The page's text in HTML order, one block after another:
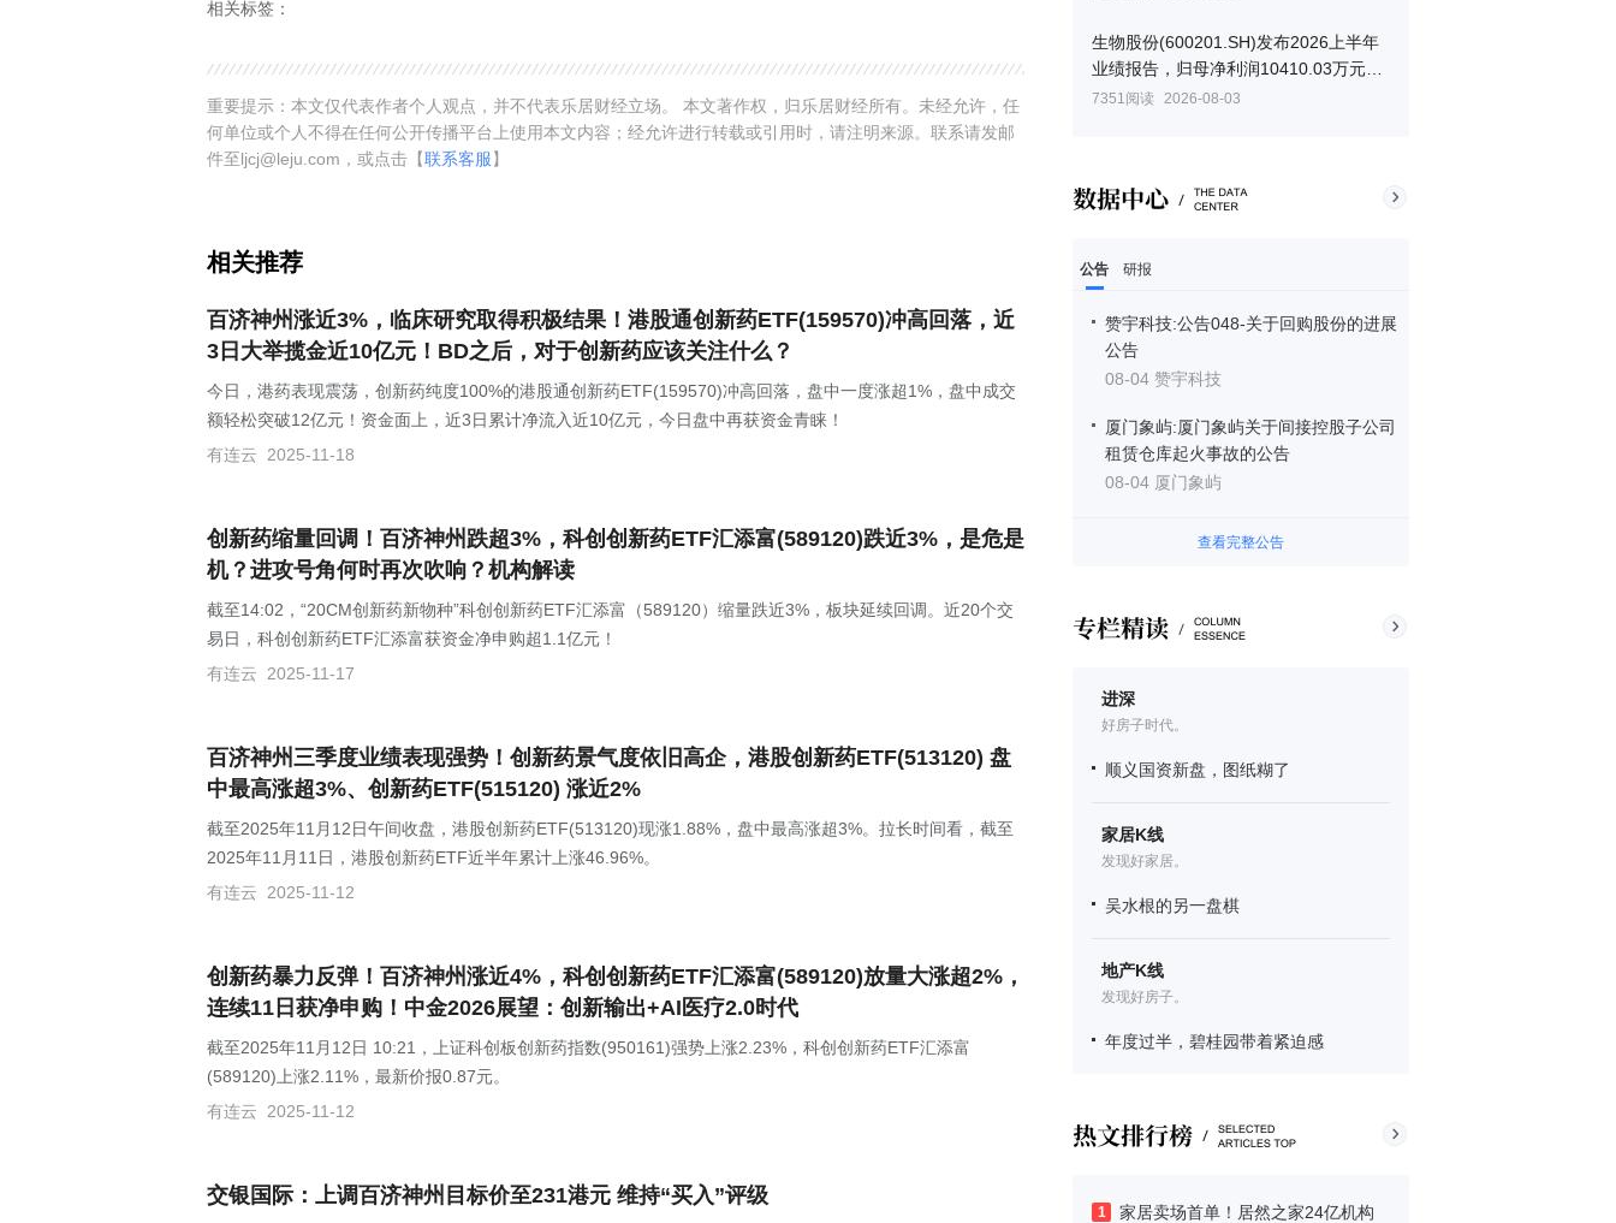
生物股份(600201.SH)发布2026上半年
业绩报告，归母净利润10410.03万元，
同比增长72.28%
7351阅读 2026-08-03
公告 研报
赞宇科技:公告048-关于回购股份的进展
公告
08-04 赞宇科技
厦门象屿:厦门象屿关于间接控股子公司
租赁仓库起火事故的公告
08-04 厦门象屿
查看完整公告
进深
好房子时代。
顺义国资新盘，图纸糊了
家居K线
发现好家居。
吴水根的另一盘棋
地产K线
发现好房子。
年度过半，碧桂园带着紧迫感
1
家居卖场首单！居然之家24亿机构
相关标签：
重要提示：本文仅代表作者个人观点，并不代表乐居财经立场。 本文著作权，归乐居财经所有。未经允许，任
何单位或个人不得在任何公开传播平台上使用本文内容；经允许进行转载或引用时，请注明来源。联系请发邮
件至ljcj@leju.com，或点击【联系客服】
相关推荐
百济神州涨近3%，临床研究取得积极结果！港股通创新药ETF(159570)冲高回落，近
3日大举揽金近10亿元！BD之后，对于创新药应该关注什么？
今日，港药表现震荡，创新药纯度100%的港股通创新药ETF(159570)冲高回落，盘中一度涨超1%，盘中成交
额轻松突破12亿元！资金面上，近3日累计净流入近10亿元，今日盘中再获资金青睐！
有连云
2025-11-18
创新药缩量回调！百济神州跌超3%，科创创新药ETF汇添富(589120)跌近3%，是危是
机？进攻号角何时再次吹响？机构解读
截至14:02，“20CM创新药新物种”科创创新药ETF汇添富（589120）缩量跌近3%，板块延续回调。近20个交
易日，科创创新药ETF汇添富获资金净申购超1.1亿元！
有连云
2025-11-17
百济神州三季度业绩表现强势！创新药景气度依旧高企，港股创新药ETF(513120) 盘
中最高涨超3%、创新药ETF(515120) 涨近2%
截至2025年11月12日午间收盘，港股创新药ETF(513120)现涨1.88%，盘中最高涨超3%。拉长时间看，截至
2025年11月11日，港股创新药ETF近半年累计上涨46.96%。
有连云
2025-11-12
创新药暴力反弹！百济神州涨近4%，科创创新药ETF汇添富(589120)放量大涨超2%，
连续11日获净申购！中金2026展望：创新输出+AI医疗2.0时代
截至2025年11月12日 10:21，上证科创板创新药指数(950161)强势上涨2.23%，科创创新药ETF汇添富
(589120)上涨2.11%，最新价报0.87元。
有连云
2025-11-12
交银国际：上调百济神州目标价至231港元 维持“买入”评级